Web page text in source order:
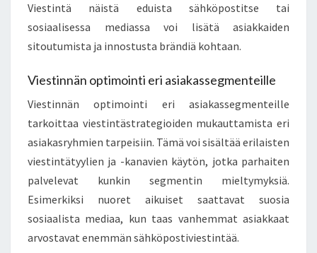
Viestintä näistä eduista sähköpostitse tai
sosiaalisessa mediassa voi lisätä asiakkaiden
sitoutumista ja innostusta brändiä kohtaan.
Viestinnän optimointi eri asiakassegmenteille
Viestinnän optimointi eri asiakassegmenteille
tarkoittaa viestintästrategioiden mukauttamista eri
asiakasryhmien tarpeisiin. Tämä voi sisältää erilaisten
viestintätyylien ja -kanavien käytön, jotka parhaiten
palvelevat kunkin segmentin mieltymyksiä.
Esimerkiksi nuoret aikuiset saattavat suosia
sosiaalista mediaa, kun taas vanhemmat asiakkaat
arvostavat enemmän sähköpostiviestintää.